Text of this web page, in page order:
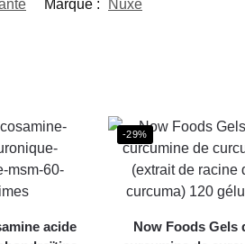
Marque : Nuxe
acide
-29%
Now Foods Gels